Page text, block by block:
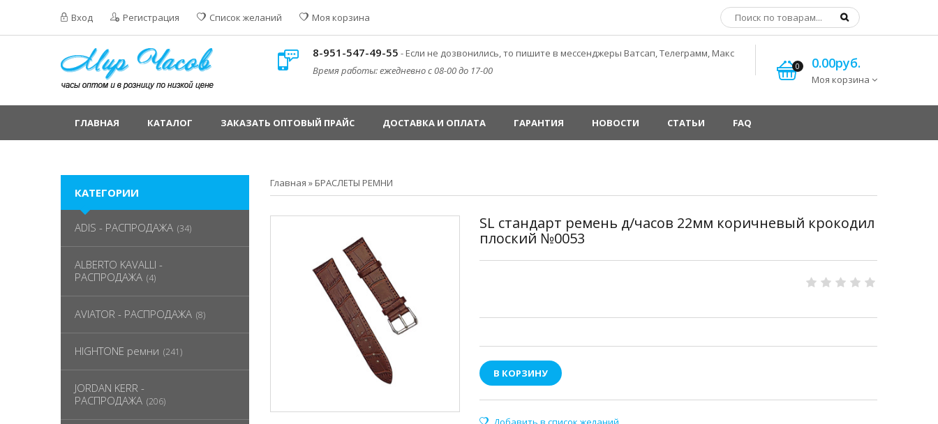
Вход Регистрация Список желаний Моя корзина
8-951-547-49-55 - Если не дозвонились, то пишите в мессенджеры Ватсап, Телеграмм, Макс
Время работы: ежедневно с 08-00 до 17-00
0 0.00руб.
Моя корзина
ГЛАВНАЯ КАТАЛОГ ЗАКАЗАТЬ ОПТОВЫЙ ПРАЙС ДОСТАВКА И ОПЛАТА ГАРАНТИЯ НОВОСТИ СТАТЬИ FAQ
Главная » БРАСЛЕТЫ РЕМНИ
SL стандарт ремень д/часов 22мм коричневый крокодил
плоский №0053
В КОРЗИНУ
КАТЕГОРИИ
ADIS - РАСПРОДАЖА (34)
ALBERTO KAVALLI -
РАСПРОДАЖА (4)
AVIATOR - РАСПРОДАЖА (8)
HIGHTONE ремни (241)
JORDAN KERR -
РАСПРОДАЖА (206)